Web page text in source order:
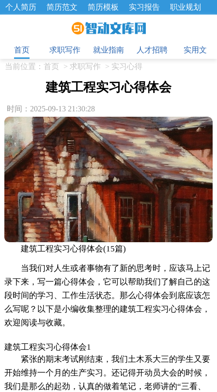
个人简历 简历范文 简历模板 实习报告
职业规划
招聘选拔 绩效考核 企业文化
工作总结
辞职报告
首页
求职写作 就业指南 人才招聘
实用文
当前位置： 首页 > 求职写作 > 实习心得
建筑工程实习心得体会
时间：2025-09-13 21:30:28
建筑工程实习心得体会(15篇)
当我们对人生或者事物有了新的思考时，应该马上记
录下来，写一篇心得体会，它可以帮助我们了解自己的这
段时间的学习、工作生活状态。那么心得体会到底应该怎
么写呢？以下是小编收集整理的建筑工程实习心得体会，
欢迎阅读与收藏。
建筑工程实习心得体会1
紧张的期末考试刚结束，我们土木系大三的学生又要
开始维持一个月的生产实习。还记得开动员大会的时候，
我们是那么的起劲，认真的做着笔记，老师讲的“三看、